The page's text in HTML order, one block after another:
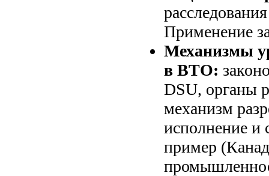
Применение
Механизмы
в ВТО:
DSU, органы
механизм
исполнение и
пример